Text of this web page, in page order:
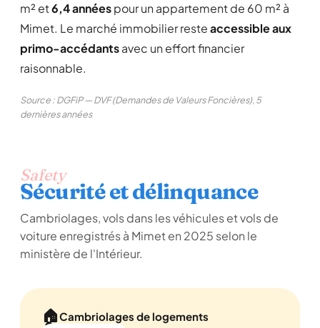
m² et6,4 annéespour un appartement de 60 m² à
Mimet. Le marché immobilier resteaccessible aux
primo-accédantsavec un effort financier
raisonnable.
Source : DGFiP — DVF (Demandes de Valeurs Foncières), 5
dernières années
Safety
Sécurité et délinquance
Cambriolages, vols dans les véhicules et vols de
voiture enregistrés à Mimet en 2025 selon le
ministère de l'Intérieur.
🏠Cambriolages de logements